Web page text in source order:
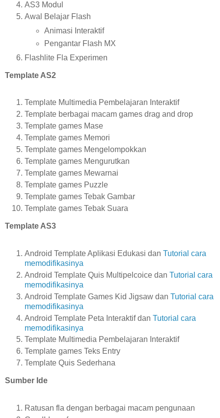
AS3 Modul
Awal Belajar Flash
Animasi Interaktif
Pengantar Flash MX
Flashlite Fla Experimen
Template AS2
Template Multimedia Pembelajaran Interaktif
Template berbagai macam games drag and drop
Template games Mase
Template games Memori
Template games Mengelompokkan
Template games Mengurutkan
Template games Mewarnai
Template games Puzzle
Template games Tebak Gambar
Template games Tebak Suara
Template AS3
Android Template Aplikasi Edukasi dan Tutorial cara
memodifikasinya
Android Template Quis Multipelcoice dan Tutorial cara
memodifikasinya
Android Template Games Kid Jigsaw dan Tutorial cara
memodifikasinya
Android Template Peta Interaktif dan Tutorial cara
memodifikasinya
Template Multimedia Pembelajaran Interaktif
Template games Teks Entry
Template Quis Sederhana
Sumber Ide
Ratusan fla dengan berbagai macam pengunaan